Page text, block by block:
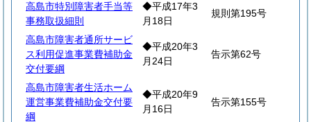
高島市特別障害者手当等
事務取扱細則
◆平成17年3
月18日
規則第195号
高島市障害者通所サービ
ス利用促進事業費補助金
交付要綱
◆平成20年3
月24日
告示第62号
高島市障害者生活ホーム
運営事業費補助金交付要
綱
◆平成20年9
月16日
告示第155号